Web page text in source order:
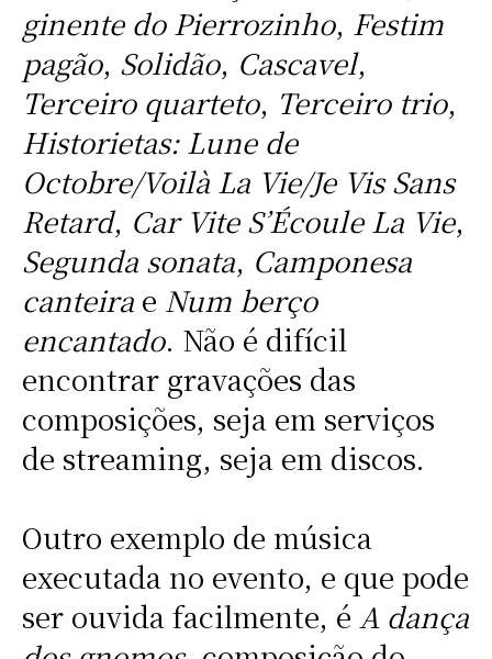
ginente do Pierrozinho, Festim
pagão, Solidão, Cascavel,
Terceiro quarteto, Terceiro trio,
Historietas: Lune de
Octobre/Voilà La Vie/Je Vis Sans
Retard, Car Vite S’Écoule La Vie,
Segunda sonata, Camponesa
canteirae Num berço
encantado. Não é difícil
encontrar gravações das
composições, seja em serviços
de streaming, seja em discos.
Outro exemplo de música
executada no evento, e que pode
ser ouvida facilmente, é A dança